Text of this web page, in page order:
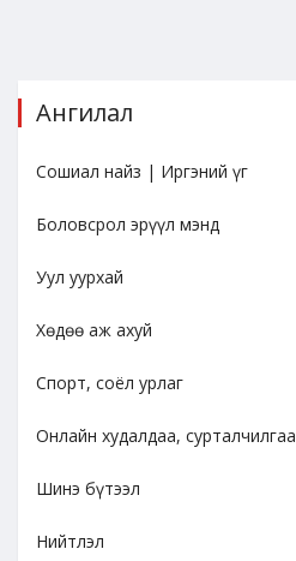
Ангилал
Сошиал найз | Иргэний үг
Боловсрол эрүүл мэнд
Уул уурхай
Хөдөө аж ахуй
Спорт, соёл урлаг
Онлайн худалдаа, сурталчилгаа
Шинэ бүтээл
Нийтлэл